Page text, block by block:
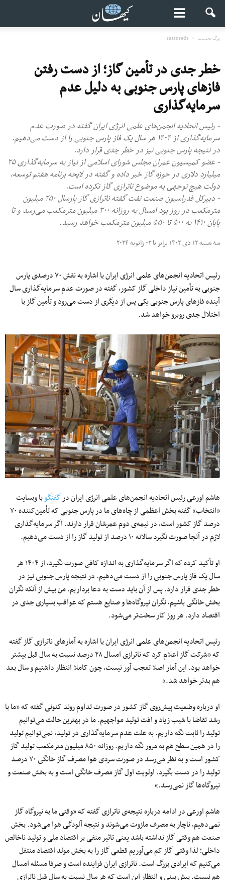
برگ نخست Featured1
خطر جدی در تأمین گاز؛ از دست رفتن
فازهای پارس جنوبی به دلیل عدم
سرمایه‌گذاری
- رئیس اتحادیه انجمن‌های علمی انرژی ایران گفته در صورت عدم
سرمایه‌گذاری از ۱۴۰۴ هر سال یک فاز پارس جنوبی را از دست می‌دهیم.
در نتیجه پارس جنوبی نیز در خطر جدی قرار دارد.
- عضو کمیسیون عمران مجلس شورای اسلامی از نیاز به سرمایه‌گذاری ۲۵
میلیارد دلاری در حوزه گاز خبر داده و گفته در لایحه برنامه هفتم توسعه،
دولت هیچ توجهی به موضوع ناترازی گاز نکرده است.
- دبیرکل فدراسیون صنعت نفت گفته ناترازی گاز پارسال ۲۵۰ میلیون
مترمکعب در روز بود امسال به روزانه ۳۰۰ میلیون مترمکعب می‌رسد و تا
پایان ۱۴۱۰ به ۵۰۰ تا ۵۵۰ میلیون مترمکعب خواهد رسید.
سه شنبه ۱۲ دی ۱۴۰۲ برابر با ۰۲ ژانویه ۲۰۲۴
رئیس اتحادیه انجمن‌های علمی انرژی ایران با اشاره به نقش ۷۰ درصدی پارس
جنوبی به تأمین نیاز داخلی گاز کشور، گفته در صورت عدم سرمایه‌گذاری سال
آینده فازهای پارس جنوبی یکی پس از دیگری از دست می‌رود و تأمین گاز با
اختلال جدی روبرو خواهد شد.
هاشم اورعی رئیس اتحادیه انجمن‌های علمی انرژی ایران درگفتگوبا وبسایت
«انتخاب» گفته بخش اعظمی از چاه‌های ما در پارس جنوبی که تأمین‌کننده ۷۰
درصد گاز کشور است، در نیمه‌ی دوم عمرشان قرار دارند. اگر سرمایه‌گذاری
لازم در آنجا صورت نگیرد سالانه ۱۰ درصد از تولید گاز را از دست می‌دهیم.
او تأکید کرده که اگر سرمایه‌گذاری به اندازه کافی صورت نگیرد، از ۱۴۰۴ هر
سال یک فاز پارس جنوبی را از دست می‌دهیم. در نتیجه پارس جنوبی نیز در
خطر جدی قرار دارد. پس از آن باید دست به دعا برداریم. من بیش از آنکه نگران
بخش خانگی باشیم، نگران نیروگاه‌ها و صنایع هستم که عواقب بسیاری جدی در
اقتصاد دارد. هر روز کار سخت‌تر می‌شود.
رئیس اتحادیه انجمن‌های علمی انرژی ایران با اشاره به آمارهای ناترازی گاز گفته
که «شرکت گاز اعلام کرد که ناترازی امسال ۲۸ درصد نسبت به سال قبل بیشتر
خواهد بود. این آمار اصلا تعجب آور نیست، چون کاملا انتظار داشتیم و سال بعد
هم بدتر خواهد شد.»
او درباره وضعیت پیش‌روی گاز کشور در صورت تداوم روند کنونی گفته که «ما با
رشد تقاضا با شیب زیاد و افت تولید مواجهیم. ما در بهترین حالت می‌توانیم
تولید را ثابت نگه داریم. به علت عدم سرمایه‌گذاری در تولید، نمی‌توانیم تولید
را در همین سطح هم به مرور نگه داریم. روزانه ۸۵۰ میلیون مترمکعب تولید گاز
کشور است و به نظر می‌رسد در صورت سردی هوا مصرف گاز خانگی ۷۰ درصد
تولید را در دست بگیرد. اولویت اول گاز مصرف خانگی است و به بخش صنعت و
نیروگاه‌ها گاز نمی‌رسد.»
هاشم اورعی در ادامه درباره نتیجه‌ی ناترازی گفته که «وقتی ما به نیروگاه گاز
نمی‌دهیم، ناچار به مصرف مازوت می‌شوند و نتیجه آلودگی هوا می‌شود. بخش
صنعت هم وقتی گاز نداشته باشد یعنی تاثیر منفی بر اقتصاد ملی و تولید ناخالص
داخلی؛ لذا وقتی گاز کم می‌آوریم قطعی گاز را به بخش مولد اقتصاد منتقل
می‌کنیم که ایرادی بزرگ است. ناترازی ایران فزاینده است و صرفا مسئله امسال
هم نیست. پیش بینی و انتظار این است که هر سال نسبت به سال قبل ناترازی